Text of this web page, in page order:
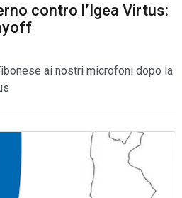
contro l’Igea Virtus:
ai nostri microfoni dopo la